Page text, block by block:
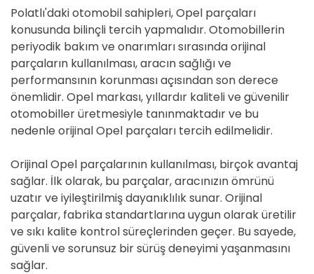
Polatlı'daki otomobil sahipleri, Opel parçaları
konusunda bilinçli tercih yapmalıdır. Otomobillerin
periyodik bakım ve onarımları sırasında orijinal
parçaların kullanılması, aracın sağlığı ve
performansının korunması açısından son derece
önemlidir. Opel markası, yıllardır kaliteli ve güvenilir
otomobiller üretmesiyle tanınmaktadır ve bu
nedenle orijinal Opel parçaları tercih edilmelidir.
Orijinal Opel parçalarının kullanılması, birçok avantaj
sağlar. İlk olarak, bu parçalar, aracınızın ömrünü
uzatır ve iyileştirilmiş dayanıklılık sunar. Orijinal
parçalar, fabrika standartlarına uygun olarak üretilir
ve sıkı kalite kontrol süreçlerinden geçer. Bu sayede,
güvenli ve sorunsuz bir sürüş deneyimi yaşanmasını
sağlar.